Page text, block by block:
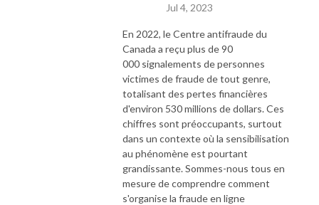
Jul 4, 2023
En 2022, le Centre antifraude du
Canada a reçu plus de 90
000 signalements de personnes
victimes de fraude de tout genre,
totalisant des pertes financières
d'environ 530 millions de dollars. Ces
chiffres sont préoccupants, surtout
dans un contexte où la sensibilisation
au phénomène est pourtant
grandissante. Sommes-nous tous en
mesure de comprendre comment
s'organise la fraude en ligne